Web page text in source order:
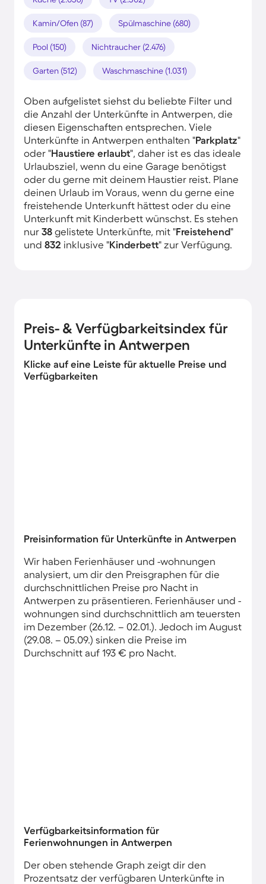
Kamin/Ofen (87) Spülmaschine (680)
Pool (150) Nichtraucher (2.476)
Garten (512) Waschmaschine (1.031)
Oben aufgelistet siehst du beliebte Filter und
die Anzahl der Unterkünfte in Antwerpen, die
diesen Eigenschaften entsprechen. Viele
Unterkünfte in Antwerpen enthalten "Parkplatz"
oder "Haustiere erlaubt", daher ist es das ideale
Urlaubsziel, wenn du eine Garage benötigst
oder du gerne mit deinem Haustier reist. Plane
deinen Urlaub im Voraus, wenn du gerne eine
freistehende Unterkunft hättest oder du eine
Unterkunft mit Kinderbett wünschst. Es stehen
nur 38 gelistete Unterkünfte, mit "Freistehend"
und 832 inklusive "Kinderbett" zur Verfügung.
Preis- & Verfügbarkeitsindex für
Unterkünfte in Antwerpen
Klicke auf eine Leiste für aktuelle Preise und
Verfügbarkeiten
Preisinformation für Unterkünfte in Antwerpen
Wir haben Ferienhäuser und -wohnungen
analysiert, um dir den Preisgraphen für die
durchschnittlichen Preise pro Nacht in
Antwerpen zu präsentieren. Ferienhäuser und -
wohnungen sind durchschnittlich am teuersten
im Dezember (26.12. – 02.01.). Jedoch im August
(29.08. – 05.09.) sinken die Preise im
Durchschnitt auf 193 € pro Nacht.
Verfügbarkeitsinformation für
Ferienwohnungen in Antwerpen
Der oben stehende Graph zeigt dir den
Prozentsatz der verfügbaren Unterkünfte in